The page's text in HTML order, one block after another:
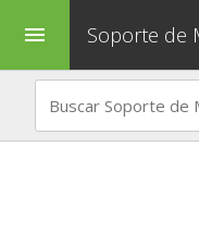
menu Soporte de